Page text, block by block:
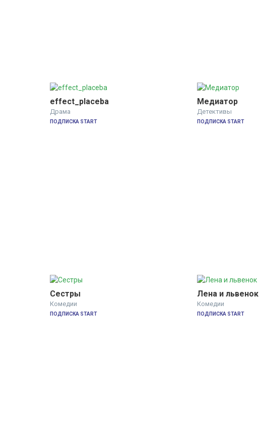
effect_placeba
Драма
ПОДПИСКА START
Медиатор
Детективы
ПОДПИСКА START
Сестры
Комедии
ПОДПИСКА START
Лена и львенок
Комедии
ПОДПИСКА START